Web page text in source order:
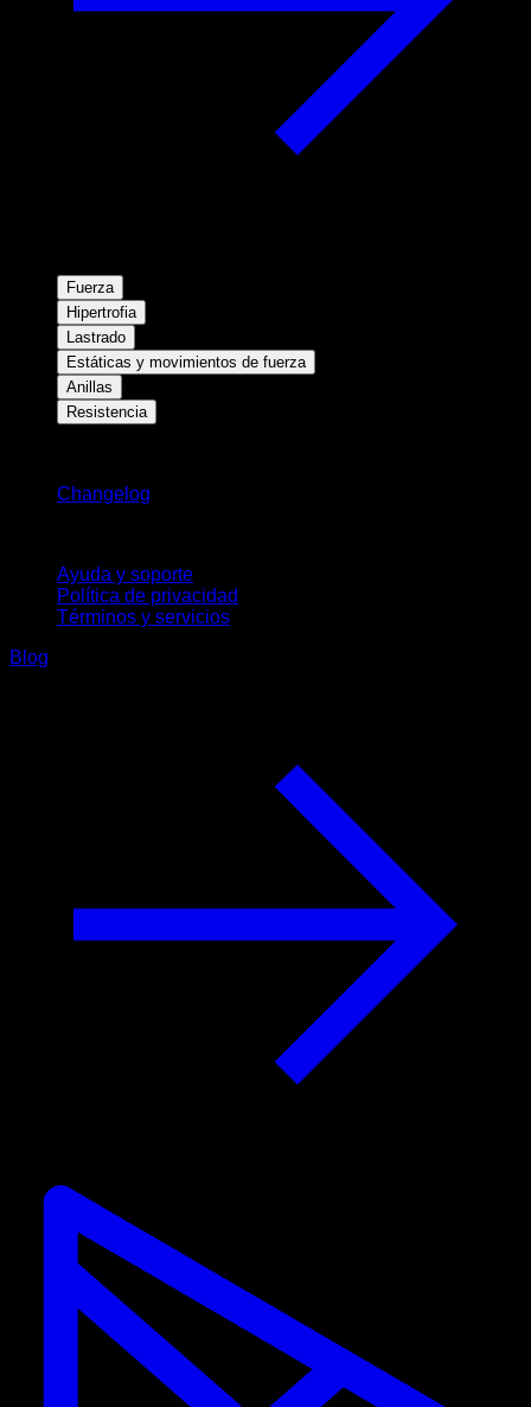
Fuerza
Hipertrofia
Lastrado
Estáticas y movimientos de fuerza
Anillas
Resistencia
Changelog
Ayuda y soporte
Política de privacidad
Términos y servicios
Blog